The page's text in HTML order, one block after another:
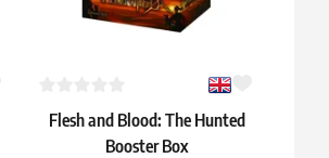
Flesh and Blood: The Hunted
Booster Box